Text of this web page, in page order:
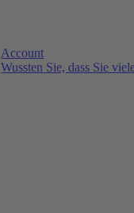
Account
Wussten Sie, dass Sie